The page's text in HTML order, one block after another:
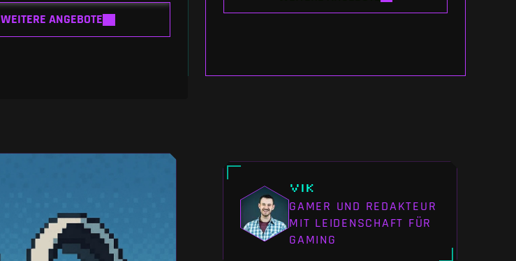
WEITERE ANGEBOTE
Vik
GAMER UND REDAKTEUR
MIT LEIDENSCHAFT FÜR
GAMING